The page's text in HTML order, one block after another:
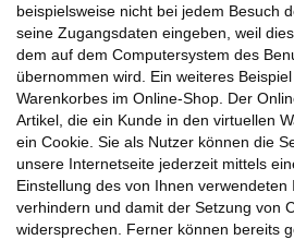
beispielsweise nicht bei jedem Besuch
seine Zugangsdaten eingeben, weil
dem auf dem Computersystem des
übernommen wird. Ein weiteres
Warenkorbes im Online-Shop. Der
Artikel, die ein Kunde in den virtuellen
ein Cookie. Sie als Nutzer können die
unsere Internetseite jederzeit mittels
Einstellung des von Ihnen verwendeten
verhindern und damit der Setzung von
widersprechen. Ferner können bereits